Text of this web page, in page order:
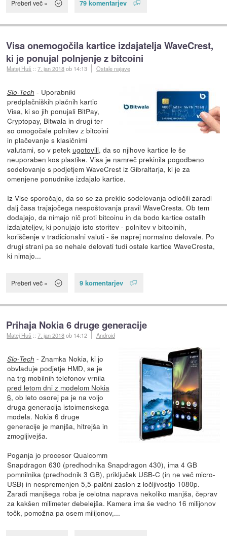
Preberi več » 79 komentarjev
Visa onemogočila kartice izdajatelja WaveCrest,
ki je ponujal polnjenje z bitcoini
Matej Huš ::7. jan 2018ob 14:13 Ostale najave
Slo-Tech - Uporabniki
predplačniških plačnih kartic
Visa, ki so jih ponujali BitPay,
Cryptopay, Bitwala in drugi ter
so omogočale polnitev z bitcoini
in plačevanje s klasičnimi
valutami, so v petek ugotovili, da so njihove kartice le še
neuporaben kos plastike. Visa je namreč prekinila pogodbeno
sodelovanje s podjetjem WaveCrest iz Gibraltarja, ki je za
omenjene ponudnike izdajalo kartice.
Iz Vise sporočajo, da so se za preklic sodelovanja odločili zaradi
dalj časa trajajočega nespoštovanja pravil WaveCresta. Ob tem
dodajajo, da nimajo nič proti bitcoinu in da bodo kartice ostalih
izdajateljev, ki ponujajo isto storitev - polnitev v bitcoinih,
koriščenje v tradicionalni valuti - še naprej normalno delovale. Po
drugi strani pa so nehale delovati tudi ostale kartice WaveCresta,
ki nimajo...
Preberi več » 9 komentarjev
Prihaja Nokia 6 druge generacije
Matej Huš ::7. jan 2018ob 14:12 Android
Slo-Tech - Znamka Nokia, ki jo
obvladuje podjetje HMD, se je
na trg mobilnih telefonov vrnila
pred letom dni z modelom Nokia
6, ob leto osorej pa je na voljo
druga generacija istoimenskega
modela. Nokia 6 druge
generacije je manjša, hitrejša in
zmogljivejša.
Poganja jo procesor Qualcomm
Snapdragon 630 (predhodnika Snapdragon 430), ima 4 GB
pomnilnika (predhodnik 3 GB), priključek USB-C (in ne več micro-
USB) in nespremenjen 5,5-palčni zaslon z ločljivostjo 1080p.
Zaradi manjšega roba je celotna naprava nekoliko manjša, čeprav
za kakšen milimeter debelejša. Kamera ima še vedno 16 milijonov
točk, pomožna pa osem milijonov,...